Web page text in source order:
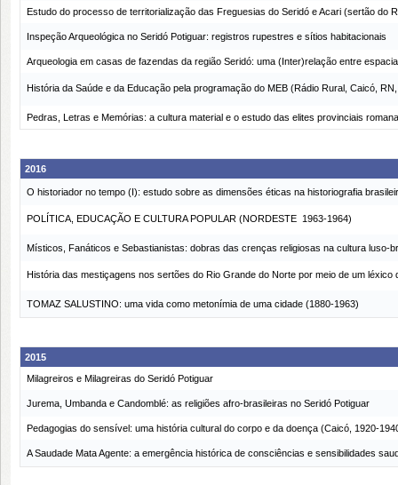
Estudo do processo de territorialização das Freguesias do Seridó e Acari (sertão do
Inspeção Arqueológica no Seridó Potiguar: registros rupestres e sítios habitacionais
Arqueologia em casas de fazendas da região Seridó: uma (Inter)relação entre
História da Saúde e da Educação pela programação do MEB (Rádio Rural, Caicó, RN,
Pedras, Letras e Memórias: a cultura material e o estudo das elites provinciais
2016
O historiador no tempo (I): estudo sobre as dimensões éticas na historiografia
POLÍTICA, EDUCAÇÃO E CULTURA POPULAR (NORDESTE  1963-1964)
Místicos, Fanáticos e Sebastianistas: dobras das crenças religiosas na cultura luso-
História das mestiçagens nos sertões do Rio Grande do Norte por meio de um léxico
TOMAZ SALUSTINO: uma vida como metonímia de uma cidade (1880-1963)
2015
Milagreiros e Milagreiras do Seridó Potiguar
Jurema, Umbanda e Candomblé: as religiões afro-brasileiras no Seridó Potiguar
Pedagogias do sensível: uma história cultural do corpo e da doença (Caicó, 1920-
A Saudade Mata Agente: a emergência histórica de consciências e sensibilidades